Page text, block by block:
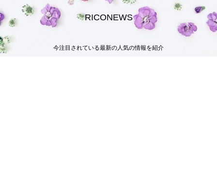
RICONEWS
今注目されている最新の人気の情報を紹介